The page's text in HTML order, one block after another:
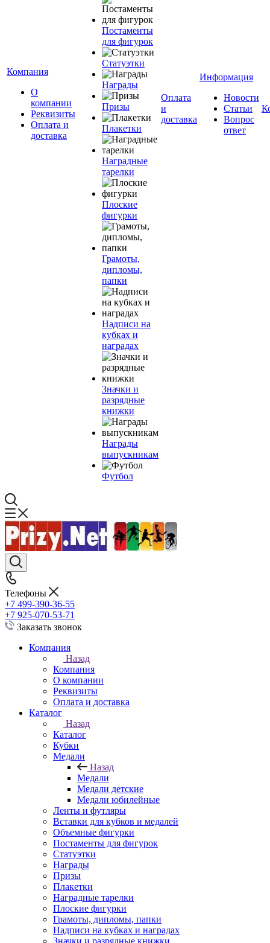
Компания
О
компании
Реквизиты
Оплата и
доставка
Постаменты
для фигурок
Статуэтки
Награды
Призы
Плакетки
Наградные
тарелки
Плоские
фигурки
Грамоты,
дипломы,
папки
Надписи на
кубках и
наградах
Значки и
разрядные
книжки
Награды
выпускникам
Футбол
Оплата
и
доставка
Информация
Новости
Статьи
Вопрос
ответ
Телефоны
+7 499-390-36-55
+7 925-070-53-71
Заказать звонок
Компания
Назад
Компания
О компании
Реквизиты
Оплата и доставка
Каталог
Назад
Каталог
Кубки
Медали
Назад
Медали
Медали детские
Медали юбилейные
Ленты и футляры
Вставки для кубков и медалей
Объемные фигурки
Постаменты для фигурок
Статуэтки
Награды
Призы
Плакетки
Наградные тарелки
Плоские фигурки
Грамоты, дипломы, папки
Надписи на кубках и наградах
Значки и разрядные книжки